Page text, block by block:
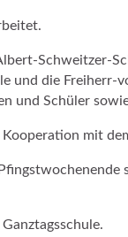
Schweitzer-
und die Freiherr-
und Schüler
Kooperation mit